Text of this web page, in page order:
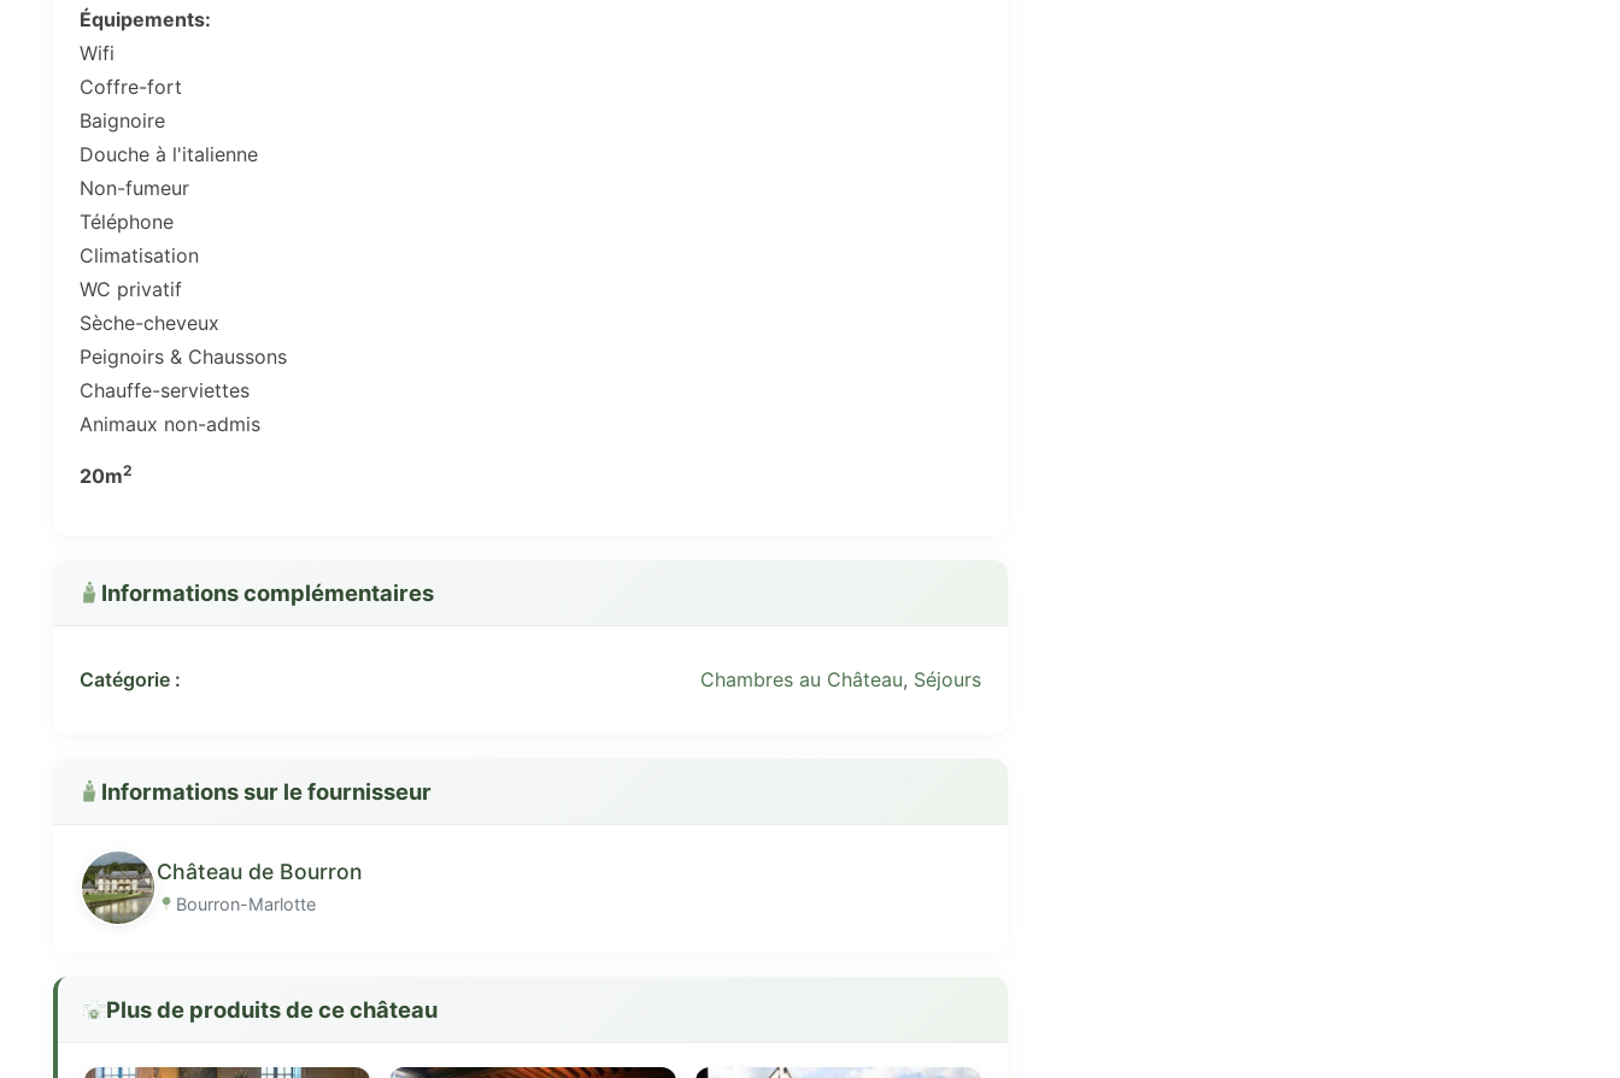
Équipements:
Wifi
Coffre-fort
Baignoire
Douche à l'italienne
Non-fumeur
Téléphone
Climatisation
WC privatif
Sèche-cheveux
Peignoirs & Chaussons
Chauffe-serviettes
Animaux non-admis
20m2
Informations complémentaires
Catégorie : Chambres au Château, Séjours
Informations sur le fournisseur
Château de Bourron
Bourron-Marlotte
Plus de produits de ce château